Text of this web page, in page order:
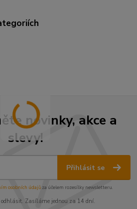
novinky, akce a
slevy!
Přihlásit se
osobních údajůza účelem rozesílky newsletteru.
odhlásit. Zasíláme jednou za 14 dní.